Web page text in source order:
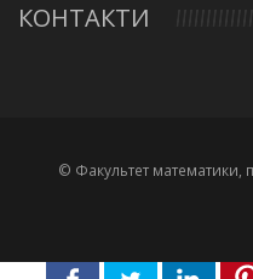
КОНТАКТИ
© Факультет математики,